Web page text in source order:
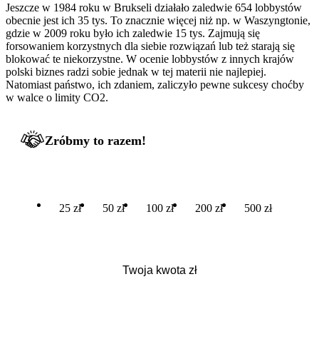
Jeszcze w 1984 roku w Brukseli działało zaledwie 654 lobbystów
obecnie jest ich 35 tys. To znacznie więcej niż np. w Waszyngtonie,
gdzie w 2009 roku było ich zaledwie 15 tys. Zajmują się
forsowaniem korzystnych dla siebie rozwiązań lub też starają się
blokować te niekorzystne. W ocenie lobbystów z innych krajów
polski biznes radzi sobie jednak w tej materii nie najlepiej.
Natomiast państwo, ich zdaniem, zaliczyło pewne sukcesy choćby
w walce o limity CO2.
Zróbmy to razem!
25 zł 50 zł 100 zł 200 zł 500 zł